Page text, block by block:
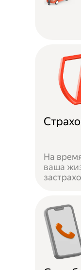
На
ваша